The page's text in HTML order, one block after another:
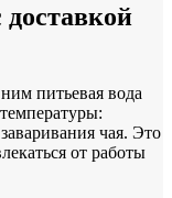
доставкой
питьевая вода
чая. Это
от работы